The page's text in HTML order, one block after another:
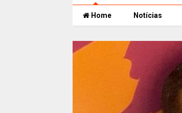
Home Notícias